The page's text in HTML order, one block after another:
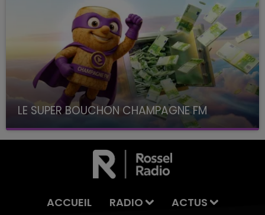
LE SUPER BOUCHON CHAMPAGNE FM
avec La Famille Champagne FM, à 8H10
ACCUEIL RADIO ACTUS